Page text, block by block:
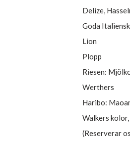
Delize,
Goda
Lion
Plopp
Riesen:
Werthers
Haribo:
Walkers
(Reserverar